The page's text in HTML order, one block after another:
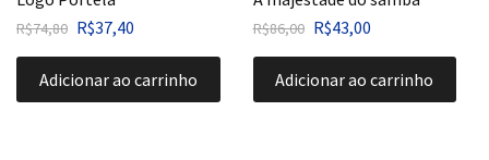
R$74,80 R$37,40
Adicionar ao carrinho
R$86,00 R$43,00
Adicionar ao carrinho